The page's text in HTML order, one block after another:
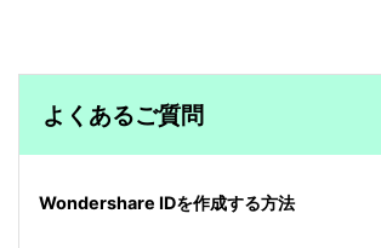
よくあるご質問
Wondershare IDを作成する方法